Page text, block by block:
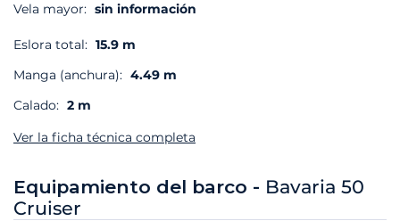
Vela mayor: sin información
Eslora total: 15.9 m
Manga (anchura): 4.49 m
Calado: 2 m
Ver la ficha técnica completa
Equipamiento del barco - Bavaria 50
Cruiser